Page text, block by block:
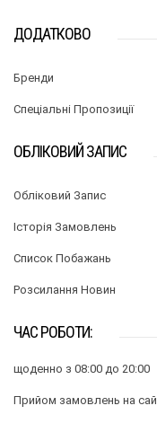
ДОДАТКОВО
Бренди
Спеціальні Пропозиції
ОБЛІКОВИЙ ЗАПИС
Обліковий Запис
Історія Замовлень
Список Побажань
Розсилання Новин
ЧАС РОБОТИ:
щоденно з 08:00 до 20:00
Прийом замовлень на